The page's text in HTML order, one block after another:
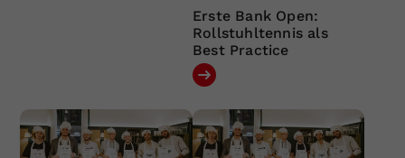
Erste Bank Open:
Rollstuhltennis als
Best Practice